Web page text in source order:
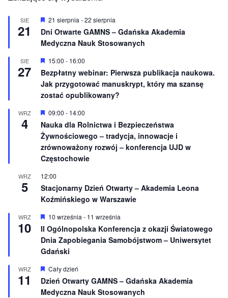
SIE
21
W
r
ó
n
o
n
e
21 sierpnia -22 sierpnia
Dni Otwarte GAMNS – Gdańska Akademia
Medyczna Nauk Stosowanych
SIE
27
W
r
ó
ż
n
i
o
n
e
15:00 - 16:00
Bezpłatny webinar: Pierwsza publikacja naukowa.
Jak przygotować manuskrypt, który ma szansę
zostać opublikowany?
WRZ
4
W
r
ó
ż
n
i
n
e
09:00 - 14:00
Nauka dla Rolnictwa i Bezpieczeństwa
Żywnościowego – tradycja, innowacje i
zrównoważony rozwój – konferencja UJD w
Częstochowie
WRZ
5
12:00
Stacjonarny Dzień Otwarty – Akademia Leona
Koźmińskiego w Warszawie
WRZ
10
W
y
r
ó
ż
n
o
n
e
10 września - 11 września
II Ogólnopolska Konferencja z okazji Światowego
Dnia Zapobiegania Samobójstwom – Uniwersytet
Gdański
WRZ
11
W
y
r
ó
Cały dzień
Dzień Otwarty GAMNS – Gdańska Akademia
Medyczna Nauk Stosowanych